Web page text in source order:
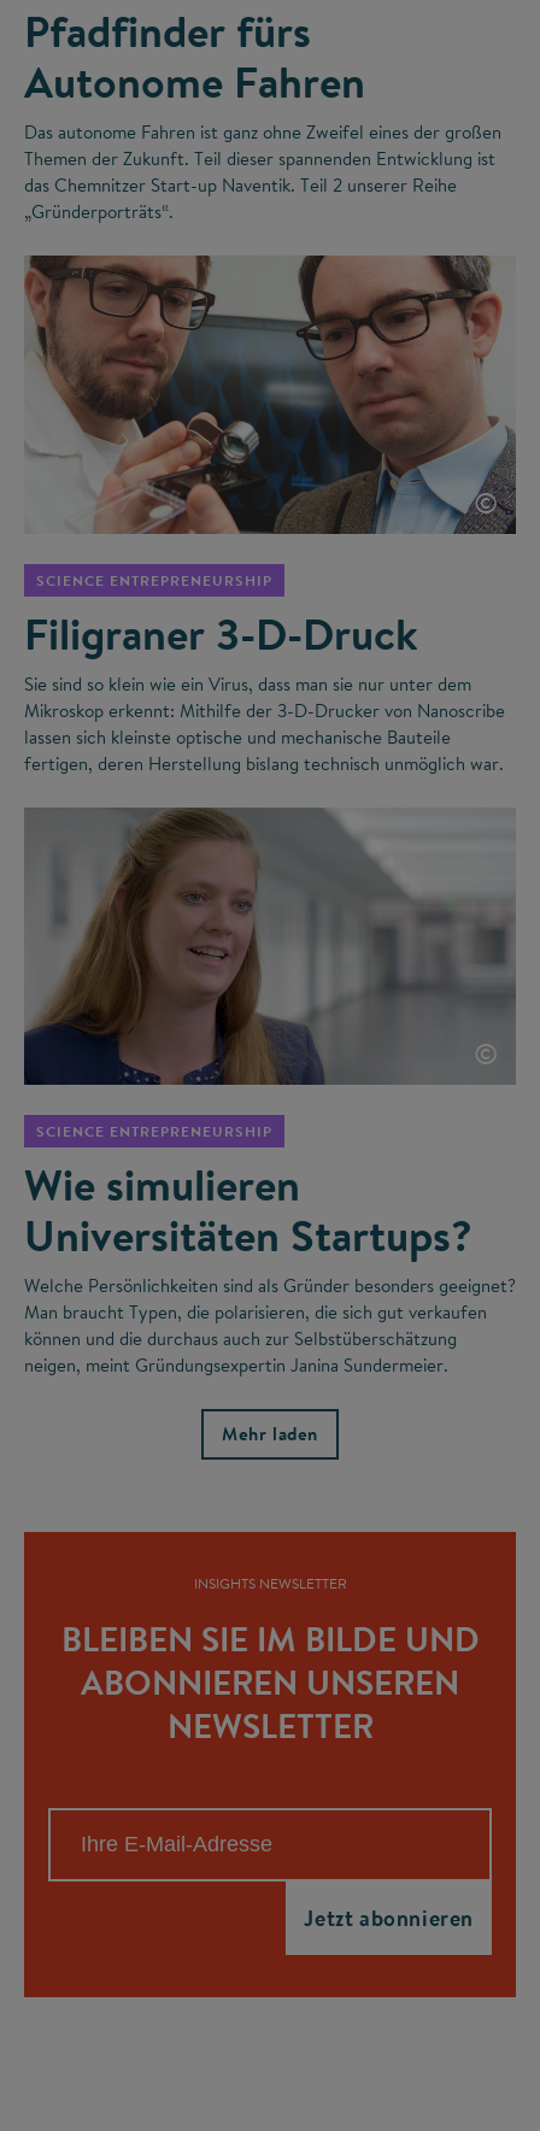
Pfadfinder fürs
Autonome Fahren
Das autonome Fahren ist ganz ohne Zweifel eines der großen
Themen der Zukunft. Teil dieser spannenden Entwicklung ist
das Chemnitzer Start-up Naventik. Teil 2 unserer Reihe
„Gründerporträts“.
©
SCIENCE ENTREPRENEURSHIP
Filigraner 3-D-Druck
Sie sind so klein wie ein Virus, dass man sie nur unter dem
Mikroskop erkennt: Mithilfe der 3-D-Drucker von Nanoscribe
lassen sich kleinste optische und mechanische Bauteile
fertigen, deren Herstellung bislang technisch unmöglich war.
©
SCIENCE ENTREPRENEURSHIP
Wie simulieren
Universitäten Startups?
Welche Persönlichkeiten sind als Gründer besonders geeignet?
Man braucht Typen, die polarisieren, die sich gut verkaufen
können und die durchaus auch zur Selbstüberschätzung
neigen, meint Gründungsexpertin Janina Sundermeier.
Mehr laden
INSIGHTS NEWSLETTER
BLEIBEN SIE IM BILDE UND
ABONNIEREN UNSEREN
NEWSLETTER